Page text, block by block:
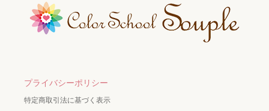
プライバシーポリシー
特定商取引法に基づく表示